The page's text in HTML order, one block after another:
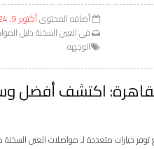
أضافه المحتوىأكتوبر 9, 2024
فيالعين السخنةدليل
الوجهه
اكتشف أفضل
خيارات متعددة لـ مواصلات العين